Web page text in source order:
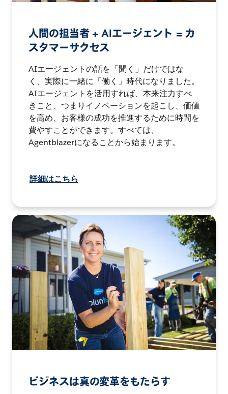
人間の担当者 + AIエージェント = カ
スタマーサクセス
AIエージェントの話を「聞く」だけではな
く、実際に一緒に「働く」時代になりました。
AIエージェントを活用すれば、本来注力すべ
きこと、つまりイノベーションを起こし、価値
を高め、お客様の成功を推進するために時間を
費やすことができます。すべては、
Agentblazerになることから始まります。
詳細はこちら
ビジネスは真の変革をもたらす